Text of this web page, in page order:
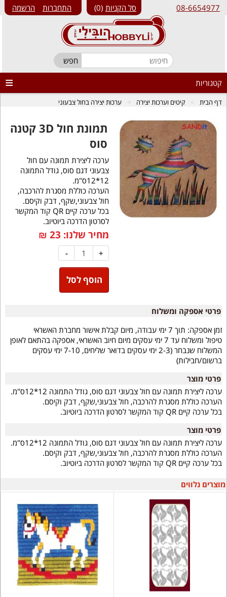
התחברות הרשמה סל הקניות 0 08-6654977
קטגוריות
דף הבית קיטים וערכות יצירה ערכות יצירה בחול צבעוני
תמונת חול 3D קטנה
סוס
ערכה ליצירת תמונה עם חול
צבעוני דגם סוס, גודל התמונה
12*12ס"מ.
הערכה כוללת מסגרת להרכבה,
חול צבעוני,שקף, דבק וקיסם.
בכל ערכה קיים QR קוד המקשר
לסרטון הדרכה ביוטיוב.
מחיר שלנו: 23
₪
+
-
הוסף לסל
פרטי אספקה ומשלוח
זמן אספקה: תוך 7 ימי עבודה, מיום קבלת אישור מחברת האשראי
טיפול ומשלוח עד 7 ימי עסקים מיום חיוב האשראי, אספקה בהתאם לאופן
המשלוח שנבחר (2-3 ימי עסקים בדואר שליחים, 7-10 ימי עסקים
ברשום/חבילות)
פרטי מוצר
ערכה ליצירת תמונה עם חול צבעוני דגם סוס, גודל התמונה 12*12ס"מ.
הערכה כוללת מסגרת להרכבה, חול צבעוני,שקף, דבק וקיסם.
בכל ערכה קיים QR קוד המקשר לסרטון הדרכה ביוטיוב.
פרטי מוצר
ערכה ליצירת תמונה עם חול צבעוני דגם סוס, גודל התמונה 12*12ס"מ.
הערכה כוללת מסגרת להרכבה, חול צבעוני,שקף, דבק וקיסם.
בכל ערכה קיים QR קוד המקשר לסרטון הדרכה ביוטיוב.
מוצרים נלווים